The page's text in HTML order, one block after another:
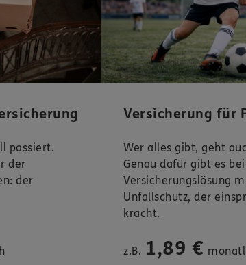
passiert.
der
der
Versicherung für
Wer alles gibt, geht
Genau dafür gibt es bei
Versicherungslösung
Unfallschutz, der
kracht.
z.B. 1,89 €